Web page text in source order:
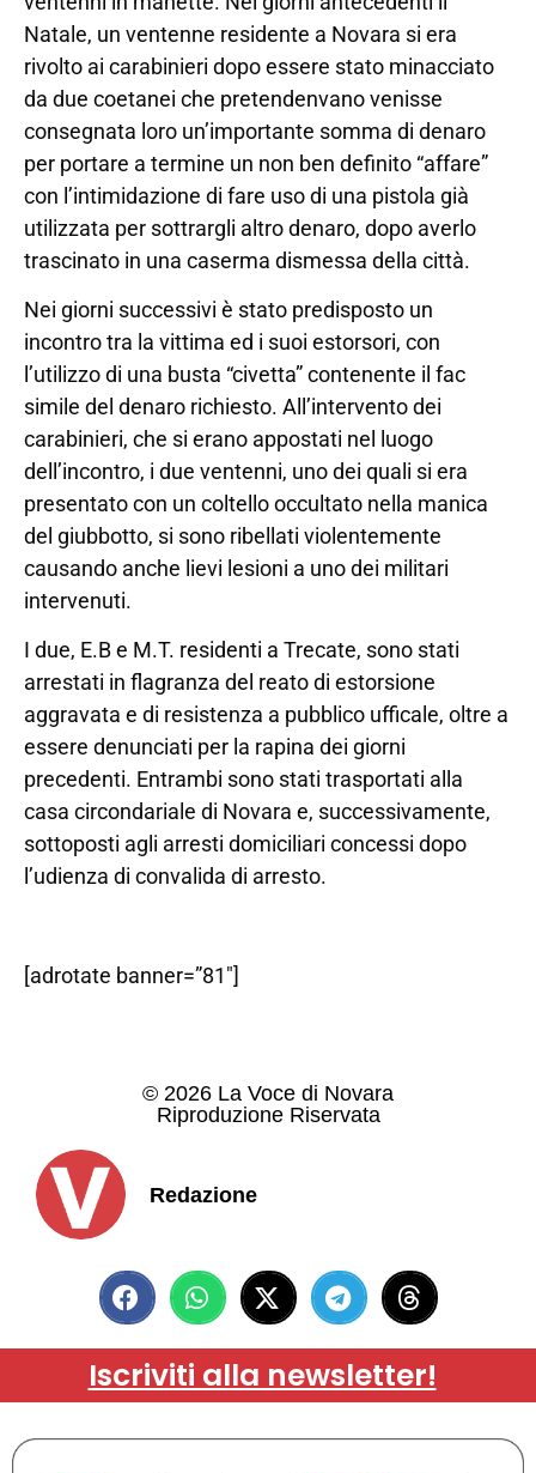
Natale, un ventenne residente a Novara si era
rivolto ai carabinieri dopo essere stato minacciato
da due coetanei che pretendenvano venisse
consegnata loro un’importante somma di denaro
per portare a termine un non ben definito “affare”
con l’intimidazione di fare uso di una pistola già
utilizzata per sottrargli altro denaro, dopo averlo
trascinato in una caserma dismessa della città.
Nei giorni successivi è stato predisposto un
incontro tra la vittima ed i suoi estorsori, con
l’utilizzo di una busta “civetta” contenente il fac
simile del denaro richiesto. All’intervento dei
carabinieri, che si erano appostati nel luogo
dell’incontro, i due ventenni, uno dei quali si era
presentato con un coltello occultato nella manica
del giubbotto, si sono ribellati violentemente
causando anche lievi lesioni a uno dei militari
intervenuti.
I due, E.B e M.T. residenti a Trecate, sono stati
arrestati in flagranza del reato di estorsione
aggravata e di resistenza a pubblico ufficale, oltre a
essere denunciati per la rapina dei giorni
precedenti. Entrambi sono stati trasportati alla
casa circondariale di Novara e, successivamente,
sottoposti agli arresti domiciliari concessi dopo
l’udienza di convalida di arresto.
[adrotate banner=”81″]
© 2026 La Voce di Novara
Riproduzione Riservata
Redazione
Iscriviti alla newsletter!